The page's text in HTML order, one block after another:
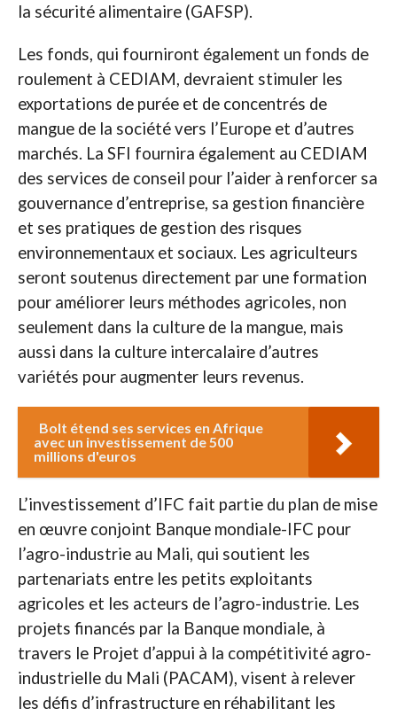
la sécurité alimentaire (GAFSP).
Les fonds, qui fourniront également un fonds de
roulement à CEDIAM, devraient stimuler les
exportations de purée et de concentrés de
mangue de la société vers l’Europe et d’autres
marchés. La SFI fournira également au CEDIAM
des services de conseil pour l’aider à renforcer sa
gouvernance d’entreprise, sa gestion financière
et ses pratiques de gestion des risques
environnementaux et sociaux. Les agriculteurs
seront soutenus directement par une formation
pour améliorer leurs méthodes agricoles, non
seulement dans la culture de la mangue, mais
aussi dans la culture intercalaire d’autres
variétés pour augmenter leurs revenus.
Bolt étend ses services en Afrique
avec un investissement de 500
millions d'euros
L’investissement d’IFC fait partie du plan de mise
en œuvre conjoint Banque mondiale-IFC pour
l’agro-industrie au Mali, qui soutient les
partenariats entre les petits exploitants
agricoles et les acteurs de l’agro-industrie. Les
projets financés par la Banque mondiale, à
travers le Projet d’appui à la compétitivité agro-
industrielle du Mali (PACAM), visent à relever
les défis d’infrastructure en réhabilitant les